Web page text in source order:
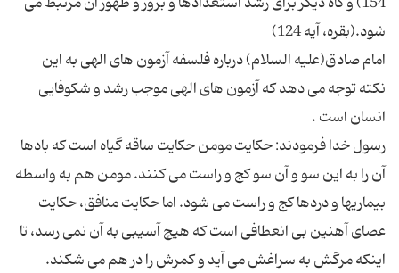
امام صادق(علیه السلام) درباره فلسفه آزمون های الهی به این
نكته توجه می دهد كه آزمون های الهی موجب رشد و شكوفایی
رسول خدا فرمودند: حكایت مومن حكایت ساقه گیاه است كه بادها
آن را به این سو و آن سو كج و راست می كنند. مومن هم به واسطه
بیماریها و دردها كج و راست می شود. اما حكایت منافق، حكایت
عصای آهنین بی انعطافی است كه هیچ آسیبی به آن نمی رسد، تا
اینكه مرگش به سراغش می آید و كمرش را در هم می شكند.